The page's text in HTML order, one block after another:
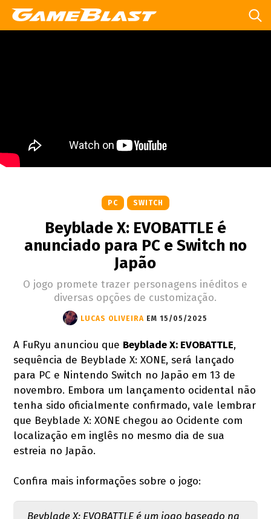
PC SWITCH
Beyblade X: EVOBATTLE é
anunciado para PC e Switch no
Japão
O jogo promete trazer personagens inéditos e
diversas opções de customização.
LUCAS OLIVEIRA EM 15/05/2025
A FuRyu anunciou que Beyblade X: EVOBATTLE,
sequência de Beyblade X: XONE, será lançado
para PC e Nintendo Switch no Japão em 13 de
novembro. Embora um lançamento ocidental não
tenha sido oficialmente confirmado, vale lembrar
que Beyblade X: XONE chegou ao Ocidente com
localização em inglês no mesmo dia de sua
estreia no Japão.
Confira mais informações sobre o jogo:
Beyblade X: EVOBATTLE é um jogo baseado na